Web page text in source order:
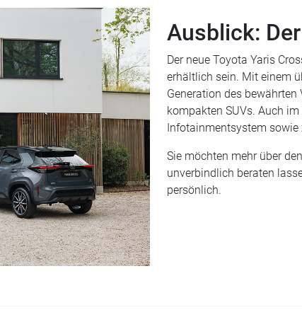
Ausblick:
Der neue Toyota Yaris
erhältlich sein. Mit einem
Generation des
kompakten SUVs. Auch
Infotainmentsystem
Sie möchten mehr über
unverbindlich beraten
persönlich.